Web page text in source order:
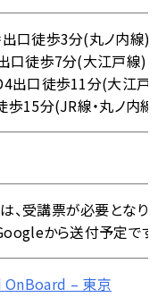
出口徒歩3分(丸ノ内線)
出口徒歩7分(大江戸線)
出口徒歩11分(大江戸
歩15分(JR線・丸ノ内
、受講票が必要となりま
から送付予定です。
– 東京